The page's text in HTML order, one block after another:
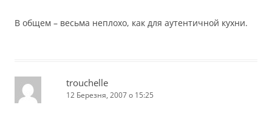
В общем – весьма неплохо, как для аутентичной кухни.
trouchelle
12 Березня, 2007 о 15:25